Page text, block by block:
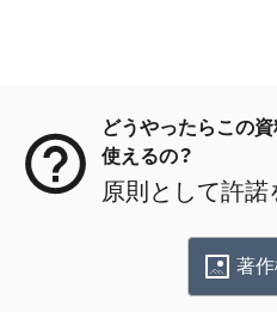
どうやったらこの
使えるの？
原則として許
著作